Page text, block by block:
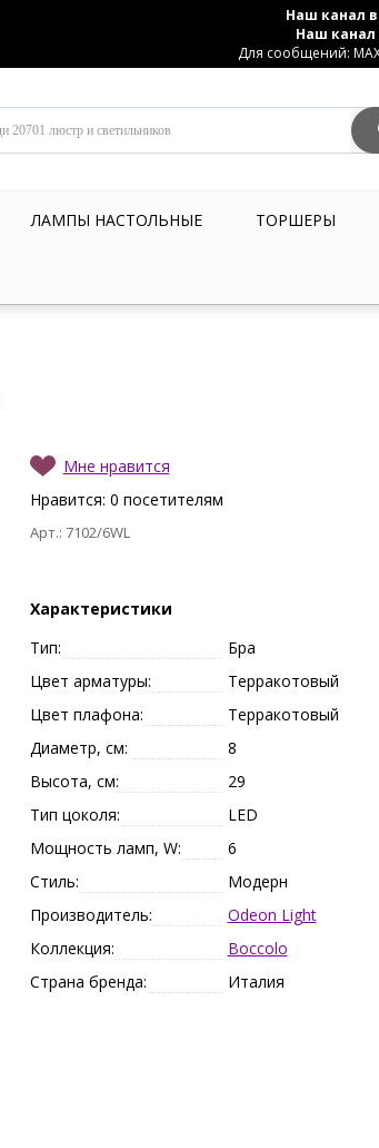
Наш канал в
Наш канал
Для сообщений:
ЛАМПЫ НАСТОЛЬНЫЕ ТОРШЕРЫ
Мне нравится
Нравится: 0 посетителям
Арт.: 7102/6WL
Характеристики
Тип:
Бра
Цвет арматуры:
Терракотовый
Цвет плафона:
Терракотовый
Диаметр, см:
8
Высота, см:
29
Тип цоколя:
LED
Мощность ламп, W:
6
Стиль:
Модерн
Производитель:
Odeon Light
Коллекция:
Boccolo
Страна бренда:
Италия